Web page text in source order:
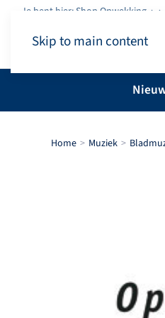
Skip to main content
Je bent hier: Shop.Opwekking
Home Muziek